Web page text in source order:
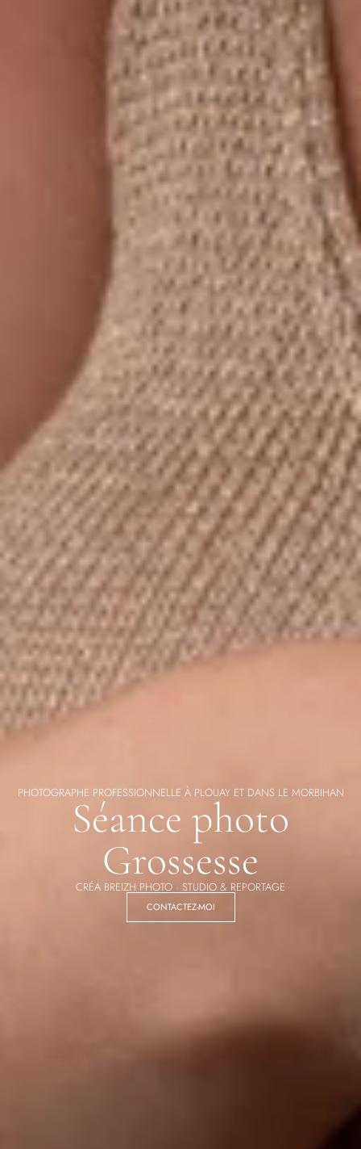
PHOTOGRAPHE PROFESSIONNELLE À PLOUAY ET DANS LE MORBIHAN
Séance photo
Grossesse
CRÉA BREIZH PHOTO · STUDIO & REPORTAGE
CONTACTEZ-MOI